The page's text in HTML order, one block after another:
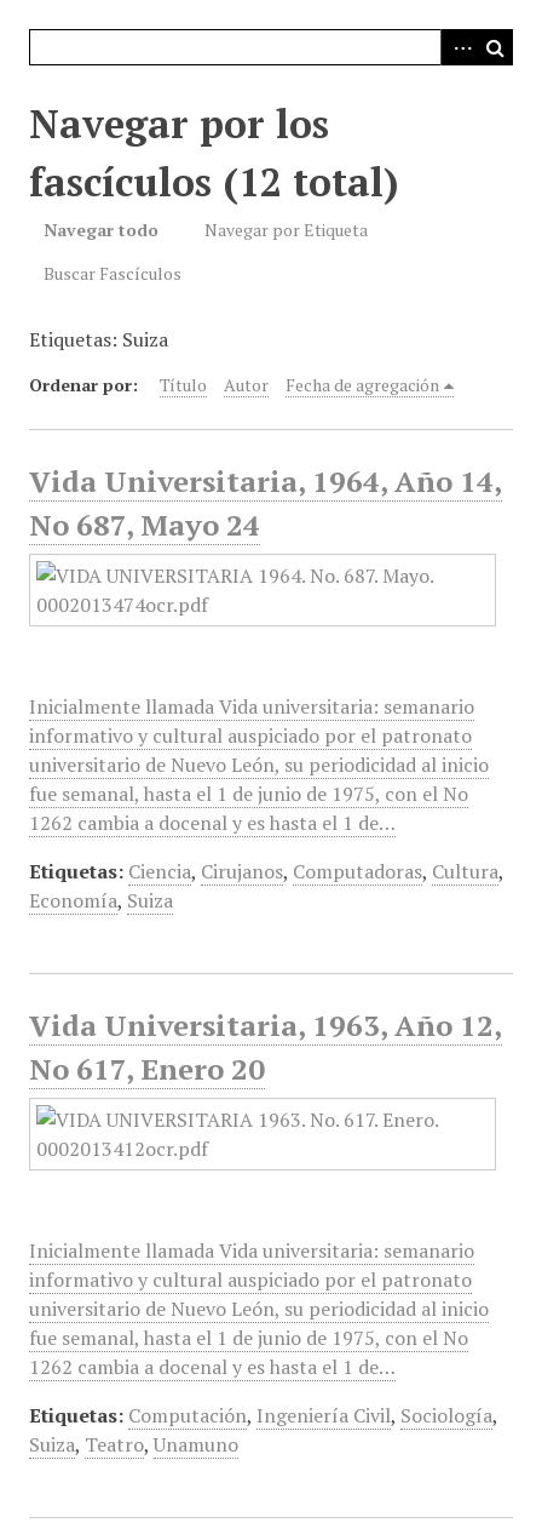
Navegar por los
fascículos (12 total)
Navegar todo
Navegar por Etiqueta
Buscar Fascículos
Etiquetas: Suiza
Ordenar por: Título Autor Fecha de agregación
Vida Universitaria, 1964, Año 14,
No 687, Mayo 24
Inicialmente llamada Vida universitaria: semanario
informativo y cultural auspiciado por el patronato
universitario de Nuevo León, su periodicidad al inicio
fue semanal, hasta el 1 de junio de 1975, con el No
1262 cambia a docenal y es hasta el 1 de…
Etiquetas: Ciencia, Cirujanos, Computadoras, Cultura,
Economía, Suiza
Vida Universitaria, 1963, Año 12,
No 617, Enero 20
Inicialmente llamada Vida universitaria: semanario
informativo y cultural auspiciado por el patronato
universitario de Nuevo León, su periodicidad al inicio
fue semanal, hasta el 1 de junio de 1975, con el No
1262 cambia a docenal y es hasta el 1 de…
Etiquetas: Computación, Ingeniería Civil, Sociología,
Suiza, Teatro, Unamuno